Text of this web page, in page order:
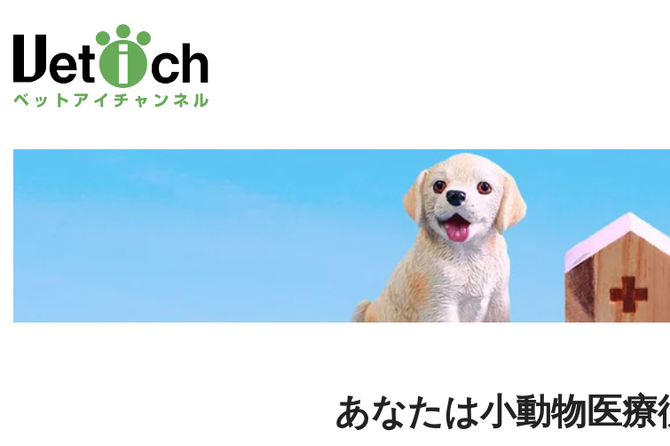
あなたは小動物医療